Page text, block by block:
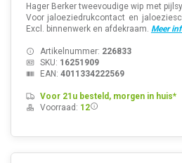
Hager Berker tweevoudige wip met
Voor jaloeziedrukcontact en
Excl. binnenwerk en afdekraam. Meer
Artikelnummer: 226833
SKU: 16251909
EAN: 4011334222569
Voor 21u besteld, morgen in huis*
Voorraad: 12